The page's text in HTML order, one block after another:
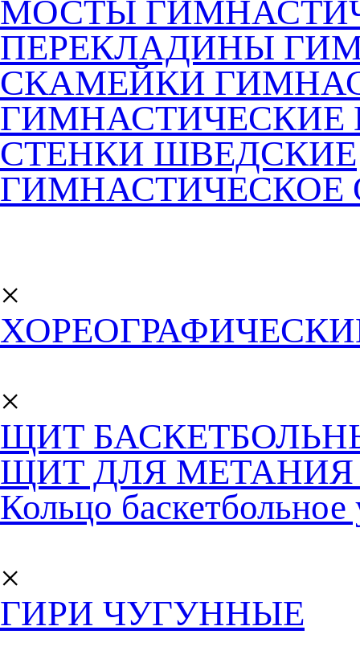
МОСТЫ
ПЕРЕКЛАДИНЫ
СКАМЕЙКИ
ГИМНАСТИЧЕСКИЕ
СТЕНКИ ШВЕДСКИЕ
ГИМНАСТИЧЕСКОЕ
×
×
ЩИТ
ЩИТ ДЛЯ МЕТАНИЯ
Кольцо баскетбольное
×
ГИРИ ЧУГУННЫЕ